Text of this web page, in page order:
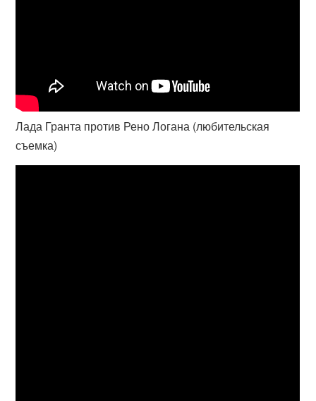
Лада Гранта против Рено Логана (любительская
съемка)